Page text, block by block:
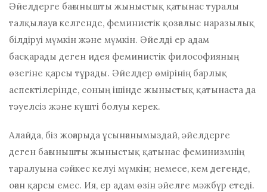
Әйелдерге бағынышты жыныстық қатынас туралы
талқылауға келгенде, феминистік қозғалыс наразылық
білдіруі мүмкін және мүмкін. Әйелді ер адам
басқарады деген идея феминистік философияның
өзегіне қарсы тұрады. Әйелдер өмірінің барлық
аспектілерінде, соның ішінде жыныстық қатынаста да
тәуелсіз және күшті болуы керек.
Алайда, біз жоғарыда ұсынғанымыздай, әйелдерге
деген бағынышты жыныстық қатынас феминизмнің
таралуына сәйкес келуі мүмкін; немесе, кем дегенде,
оған қарсы емес. Ия, ер адам өзін әйелге мәжбүр етеді.